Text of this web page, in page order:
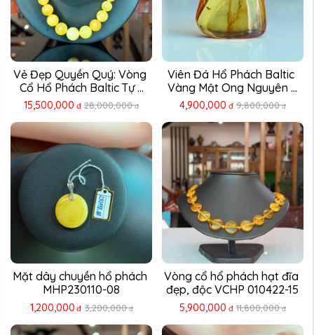
Vẻ Đẹp Quyền Quý: Vòng
Cổ Hổ Phách Baltic Tự ...
15,500,000 đ 28,000,000 đ
Viên Đá Hổ Phách Baltic
Vàng Mật Ong Nguyên ...
4,900,000 đ 9,800,000 đ
Mặt dây chuyền hổ phách
MHP230110-08
1,200,000 đ 3,200,000 đ
Vòng cổ hổ phách hạt đĩa
đẹp, độc VCHP 010422-15
5,900,000 đ 11,800,000 đ